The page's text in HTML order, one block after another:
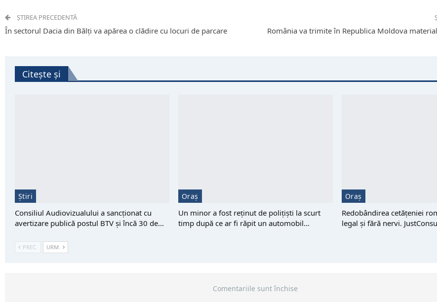
ȘTIREA PRECEDENTĂ
În sectorul Dacia din Bălți va apărea o clădire cu locuri de parcare
România va trimite în Republica Moldova
Citește și
Știri
Consiliul Audiovizualului a sancționat cu
avertizare publică postul BTV și încă 30 de…
Oraș
Un minor a fost reţinut de polițiști la scurt
timp după ce ar fi răpit un automobil…
Oraș
Redobândirea cetățeniei
legal și fără nervi.
PREC. URM.
Comentariile sunt închise